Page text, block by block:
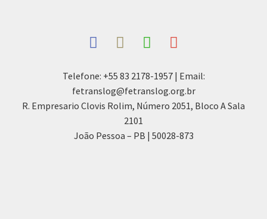
Telefone: +55 83 2178-1957 | Email:
fetranslog@fetranslog.org.br
R. Empresario Clovis Rolim, Número 2051, Bloco A Sala
2101
João Pessoa – PB | 50028-873